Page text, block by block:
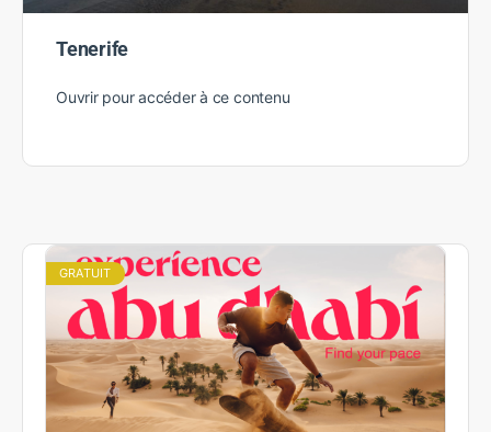
Tenerife
Ouvrir pour accéder à ce contenu
GRATUIT